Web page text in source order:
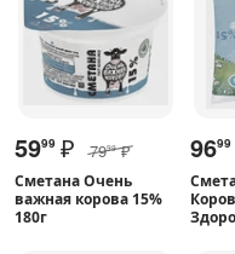
5999 ₽ 7999 ₽
Сметана Очень
важная корова 15%
180г
9699